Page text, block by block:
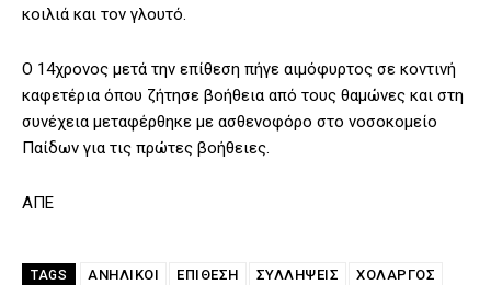
κοιλιά και τον γλουτό.
Ο 14χρονος μετά την επίθεση πήγε αιμόφυρτος σε κοντινή
καφετέρια όπου ζήτησε βοήθεια από τους θαμώνες και στη
συνέχεια μεταφέρθηκε με ασθενοφόρο στο νοσοκομείο
Παίδων για τις πρώτες βοήθειες.
ΑΠΕ
TAGS ΑΝΗΛΙΚΟΙ ΕΠΙΘΕΣΗ ΣΥΛΛΗΨΕΙΣ ΧΟΛΑΡΓΌΣ